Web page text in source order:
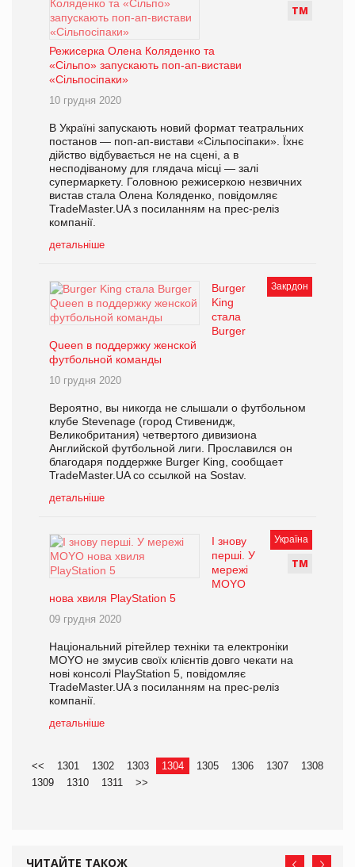
ТМ
Режисерка Олена Коляденко та
«Сільпо» запускають поп-ап-вистави
«Сільпосіпаки»
10 грудня 2020
В Україні запускають новий формат театральних
постанов — поп-ап-вистави «Сільпосіпаки». Їхнє
дійство відбувається не на сцені, а в
несподіваному для глядача місці — залі
супермаркету. Головною режисеркою незвичних
вистав стала Олена Коляденко, повідомляє
TradeMaster.UA з посиланням на прес-реліз
компанії.
детальніше
Закрдон
Burger
King
стала
Burger
Queen в поддержку женской
футбольной команды
10 грудня 2020
Вероятно, вы никогда не слышали о футбольном
клубе Stevenage (город Стивенидж,
Великобритания) четвертого дивизиона
Английской футбольной лиги. Прославился он
благодаря поддержке Burger King, сообщает
TradeMaster.UA со ссылкой на Sostav.
детальніше
Україна
ТМ
І знову
перші. У
мережі
MOYO
нова хвиля PlayStation 5
09 грудня 2020
Національний рітейлер техніки та електроніки
MOYO не змусив своїх клієнтів довго чекати на
нові консолі PlayStation 5, повідомляє
TradeMaster.UA з посиланням на прес-реліз
компанії.
детальніше
<< 1301 1302 1303 1304 1305 1306 1307
1308
1309
1310 1311 >>
ЧИТАЙТЕ ТАКОЖ